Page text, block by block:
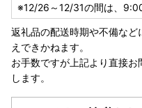
※12/26～12/31の間は、
返礼品の配送時期や不備な
えできかねます。
お手数ですが上記より直接
します。